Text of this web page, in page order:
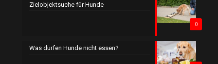
0
Zielobjektsuche für Hunde
Was dürfen Hunde nicht essen?